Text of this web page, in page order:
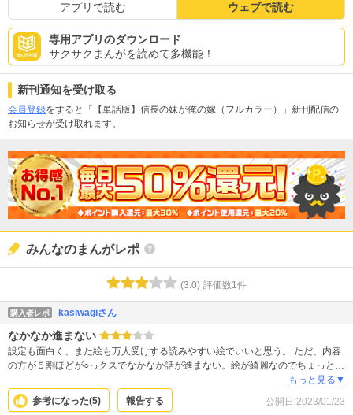
アプリで読む ウェブで読む
専用アプリのダウンロード
サクサクまんがを読めて多機能！
新刊通知を受け取る
会員登録をすると「【単話版】信長の妹が俺の嫁（フルカラー）」新刊配信の
お知らせが受け取れます。
みんなのまんがレポ
(3.0) 評価数1件
購入者レポ kasiwagiさん
なかなか進まない
設定も面白く、また絵も万人受けする読みやすい絵でいいと思う。 ただ、内容
の方が５割ほどが○っクスでなかなか話が進まない。絵が綺麗なのでちょっとエ
ッチ系が好きな人には大満足だと思うけど、それよりファンタジーとかタイム
スリップ物の設定とかを求めて見に来てる人にはちょっとじりじりする感じに
なってしまっているかも。小説とかならそんなページ数食わなくて済むからよ
もっと見る▼
参考になった(5) 報告する 公開日:2023/01/23